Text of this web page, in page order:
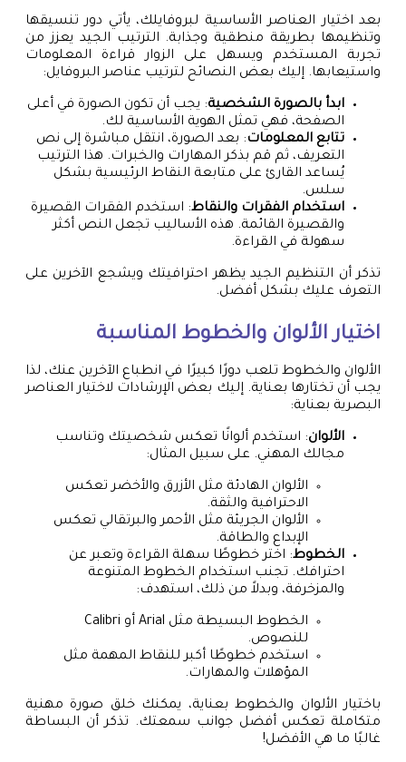
بعد اختيار العناصر الأساسية لبروفايلك، يأتي دور تنسيقها
وتنظيمها بطريقة منطقية وجذابة. الترتيب الجيد يعزز من
تجربة المستخدم ويسهل على الزوار قراءة المعلومات
واستيعابها. إليك بعض النصائح لترتيب عناصر البروفايل:
ابدأ بالصورة الشخصية: يجب أن تكون الصورة في أعلى
الصفحة، فهي تمثل الهوية الأساسية لك.
تتابع المعلومات: بعد الصورة، انتقل مباشرة إلى نص
التعريف، ثم قم بذكر المهارات والخبرات. هذا الترتيب
يُساعد القارئ على متابعة النقاط الرئيسية بشكل
سلس.
استخدام الفقرات والنقاط: استخدم الفقرات القصيرة
والقصيرة القائمة. هذه الأساليب تجعل النص أكثر
سهولة في القراءة.
تذكر أن التنظيم الجيد يظهر احترافيتك ويشجع الآخرين على
التعرف عليك بشكل أفضل.
اختيار الألوان والخطوط المناسبة
الألوان والخطوط تلعب دورًا كبيرًا في انطباع الآخرين عنك، لذا
يجب أن تختارها بعناية. إليك بعض الإرشادات لاختيار العناصر
البصرية بعناية:
الألوان: استخدم ألوانًا تعكس شخصيتك وتناسب
مجالك المهني. على سبيل المثال:
الألوان الهادئة مثل الأزرق والأخضر تعكس
الاحترافية والثقة.
الألوان الجريئة مثل الأحمر والبرتقالي تعكس
الإبداع والطاقة.
الخطوط: اختر خطوطًا سهلة القراءة وتعبر عن
احترافك. تجنب استخدام الخطوط المتنوعة
والمزخرفة، وبدلاً من ذلك، استهدف:
الخطوط البسيطة مثل Arial أو Calibri
للنصوص.
استخدم خطوطًا أكبر للنقاط المهمة مثل
المؤهلات والمهارات.
باختيار الألوان والخطوط بعناية، يمكنك خلق صورة مهنية
متكاملة تعكس أفضل جوانب سمعتك. تذكر أن البساطة
غالبًا ما هي الأفضل!